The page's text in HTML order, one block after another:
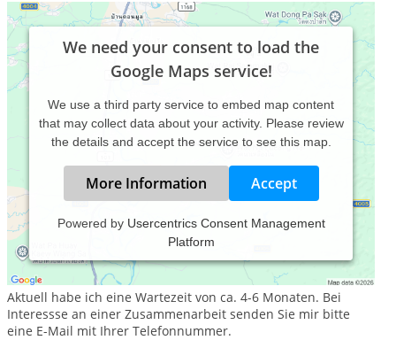
We need your consent to load the
Google Maps service!
We use a third party service to embed map content
that may collect data about your activity. Please review
the details and accept the service to see this map.
More Information Accept
Powered by Usercentrics Consent Management
Platform
Aktuell:
Meine Praxis richtet sich an deutsch- und englischsprachige
Klient:innen.
Aktuell habe ich eine Wartezeit von ca. 4-6 Monaten. Bei
Interessse an einer Zusammenarbeit senden Sie mir bitte
eine E-Mail mit Ihrer Telefonnummer.